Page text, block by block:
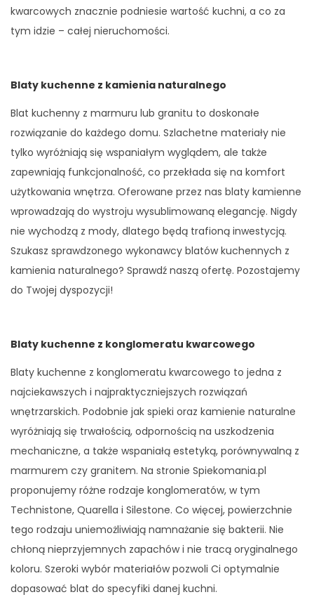
kwarcowych znacznie podniesie wartość kuchni, a co za
tym idzie – całej nieruchomości.
Blaty kuchenne z kamienia naturalnego
Blat kuchenny z marmuru lub granitu to doskonałe
rozwiązanie do każdego domu. Szlachetne materiały nie
tylko wyróżniają się wspaniałym wyglądem, ale także
zapewniają funkcjonalność, co przekłada się na komfort
użytkowania wnętrza. Oferowane przez nas blaty kamienne
wprowadzają do wystroju wysublimowaną elegancję. Nigdy
nie wychodzą z mody, dlatego będą trafioną inwestycją.
Szukasz sprawdzonego wykonawcy blatów kuchennych z
kamienia naturalnego? Sprawdź naszą ofertę. Pozostajemy
do Twojej dyspozycji!
Blaty kuchenne z konglomeratu kwarcowego
Blaty kuchenne z konglomeratu kwarcowego to jedna z
najciekawszych i najpraktyczniejszych rozwiązań
wnętrzarskich. Podobnie jak spieki oraz kamienie naturalne
wyróżniają się trwałością, odpornością na uszkodzenia
mechaniczne, a także wspaniałą estetyką, porównywalną z
marmurem czy granitem. Na stronie Spiekomania.pl
proponujemy różne rodzaje konglomeratów, w tym
Technistone, Quarella i Silestone. Co więcej, powierzchnie
tego rodzaju uniemożliwiają namnażanie się bakterii. Nie
chłoną nieprzyjemnych zapachów i nie tracą oryginalnego
koloru. Szeroki wybór materiałów pozwoli Ci optymalnie
dopasować blat do specyfiki danej kuchni.